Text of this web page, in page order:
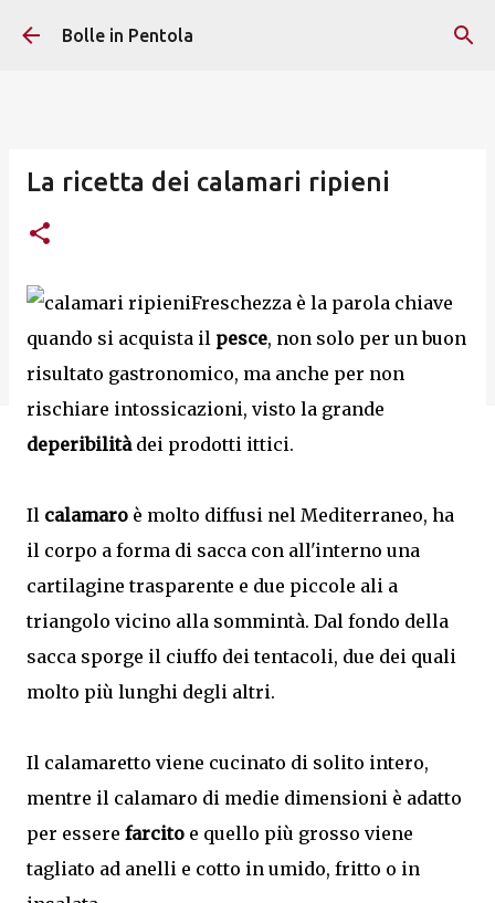
Passa ai contenuti principali
Bolle in Pentola
La ricetta dei calamari ripieni
Freschezza è la parola chiave
quando si acquista il pesce, non solo per un buon
risultato gastronomico, ma anche per non
rischiare intossicazioni, visto la grande
deperibilitàdei prodotti ittici.
Il calamaro è molto diffusi nel Mediterraneo, ha
il corpo a forma di sacca con all'interno una
cartilagine trasparente e due piccole ali a
triangolo vicino alla sommintà. Dal fondo della
sacca sporge il ciuffo dei tentacoli, due dei quali
molto più lunghi degli altri.
Il calamaretto viene cucinato di solito intero,
mentre il calamaro di medie dimensioni è adatto
per essere farcito e quello più grosso viene
tagliato ad anelli e cotto in umido, fritto o in